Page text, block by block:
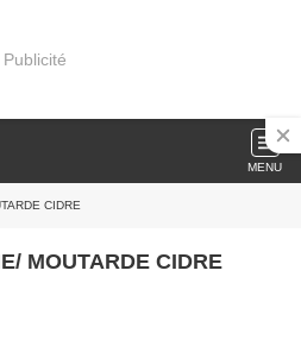
Publicité
MENU
CIDRE
MOUTARDE CIDRE